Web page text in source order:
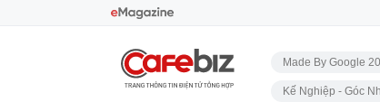
CafeBiz - Trang chủ
Made By Google
Kế Nghiệp - Góc